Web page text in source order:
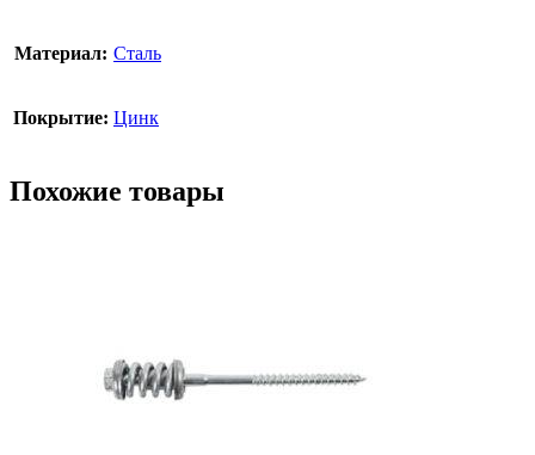
Материал: Сталь
Покрытие: Цинк
Похожие товары